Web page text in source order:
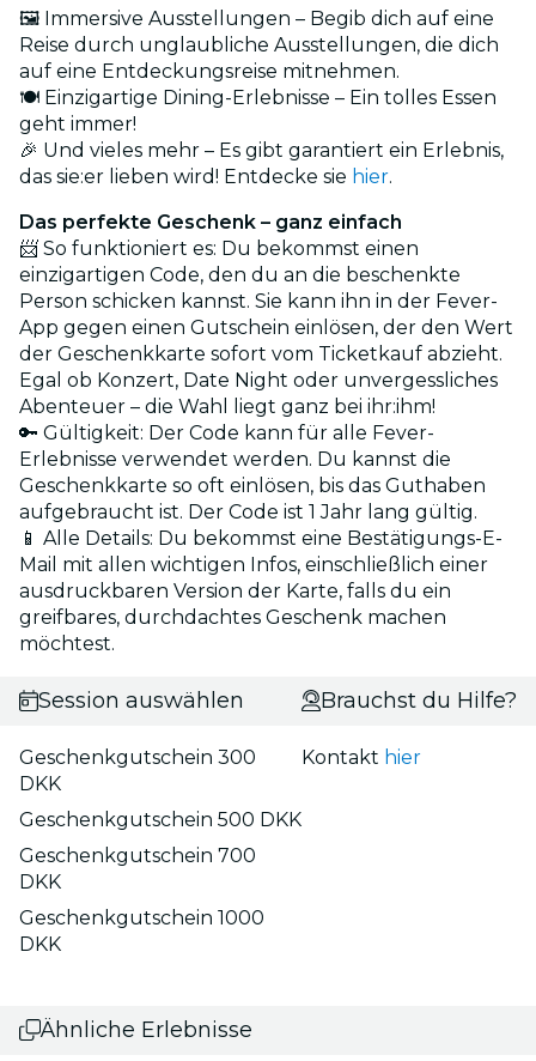
🖼️ Immersive Ausstellungen – Begib dich auf eine
Reise durch unglaubliche Ausstellungen, die dich
auf eine Entdeckungsreise mitnehmen.
🍽️ Einzigartige Dining-Erlebnisse – Ein tolles Essen
geht immer!
🎉 Und vieles mehr – Es gibt garantiert ein Erlebnis,
das sie:er lieben wird! Entdecke sie hier.
Das perfekte Geschenk – ganz einfach
📨 So funktioniert es: Du bekommst einen
einzigartigen Code, den du an die beschenkte
Person schicken kannst. Sie kann ihn in der Fever-
App gegen einen Gutschein einlösen, der den Wert
der Geschenkkarte sofort vom Ticketkauf abzieht.
Egal ob Konzert, Date Night oder unvergessliches
Abenteuer – die Wahl liegt ganz bei ihr:ihm!
🔑 Gültigkeit: Der Code kann für alle Fever-
Erlebnisse verwendet werden. Du kannst die
Geschenkkarte so oft einlösen, bis das Guthaben
aufgebraucht ist. Der Code ist 1 Jahr lang gültig.
📱 Alle Details: Du bekommst eine Bestätigungs-E-
Mail mit allen wichtigen Infos, einschließlich einer
ausdruckbaren Version der Karte, falls du ein
greifbares, durchdachtes Geschenk machen
möchtest.
Session auswählen
Geschenkgutschein 300
DKK
Geschenkgutschein 500 DKK
Geschenkgutschein 700
DKK
Geschenkgutschein 1000
DKK
Brauchst du Hilfe?
Kontakt hier
Ähnliche Erlebnisse